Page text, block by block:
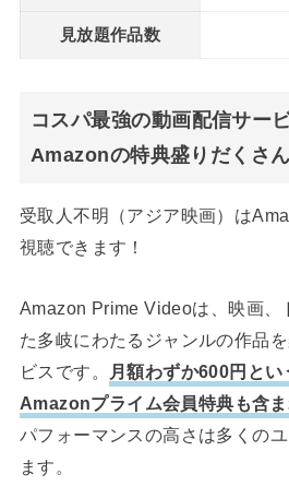
見放題作品数
コスパ最強の動画配信サー
Amazonの特典盛りだくさん
受取人不明（アジア映画）は
視聴できます！
Amazon Prime Videoは、映画、
た多岐にわたるジャンルの作品
ビスです。
月額わずか600円と
Amazonプライム会員特典も含
パフォーマンスの高さは多くの
ます。